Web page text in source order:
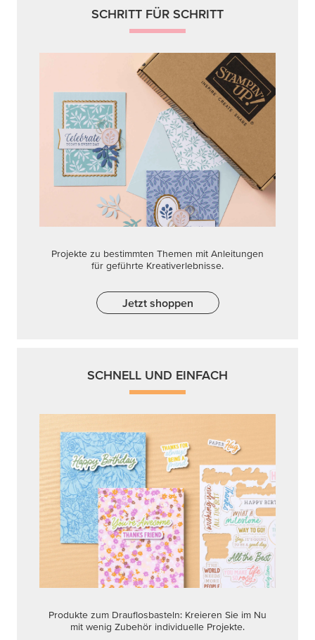
SCHRITT FÜR SCHRITT
Projekte zu bestimmten Themen mit Anleitungen
für geführte Kreativerlebnisse.
Jetzt shoppen
SCHNELL UND EINFACH
Produkte zum Drauflosbasteln: Kreieren Sie im Nu
mit wenig Zubehör individuelle Projekte.